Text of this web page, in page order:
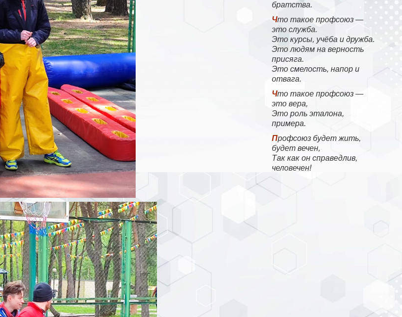
братства.
Что такое профсоюз —
это служба.
Это курсы, учёба и дружба.
Это людям на верность
присяга.
Это смелость, напор и
отвага.
Что такое профсоюз —
это вера,
Это роль эталона,
примера.
Профсоюз будет жить,
будет вечен,
Так как он справедлив,
человечен!